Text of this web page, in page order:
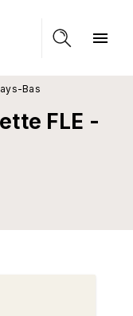
CONTENU
menu
Bas
FLE -